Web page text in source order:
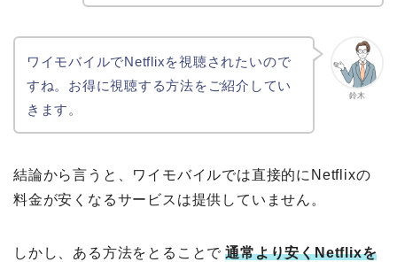
鈴木
ワイモバイルでNetflixを視聴されたいので
すね。お得に視聴する方法をご紹介してい
きます。
結論から言うと、ワイモバイルでは直接的にNetflixの
料金が安くなるサービスは提供していません。
しかし、ある方法をとることで 通常より安くNetflixを